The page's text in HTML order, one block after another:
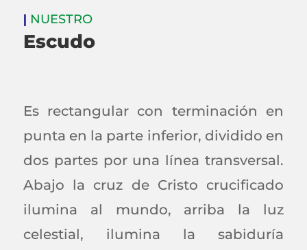
| NUESTRO
Escudo
Es rectangular con terminación en
punta en la parte inferior, dividido en
dos partes por una línea transversal.
Abajo la cruz de Cristo crucificado
ilumina al mundo, arriba la luz
celestial, ilumina la sabiduría